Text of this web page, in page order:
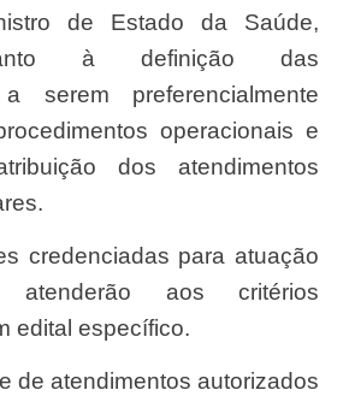
de Estado da Saúde,
à definição das
serem preferencialmente
operacionais e
dos atendimentos
credenciadas para atuação
atenderão aos critérios
edital específico.
de atendimentos autorizados